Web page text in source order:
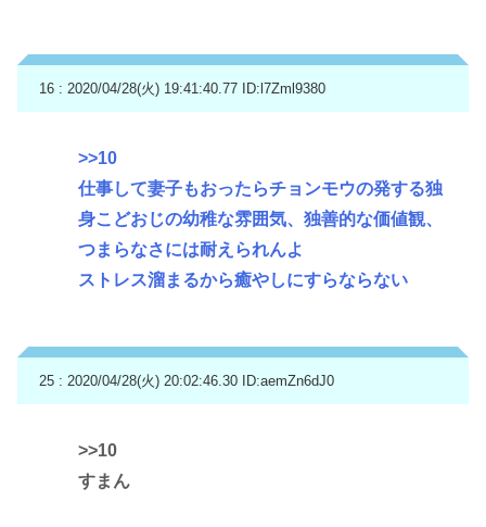
16 : 2020/04/28(火) 19:41:40.77 ID:l7Zml9380
>>10
仕事して妻子もおったらチョンモウの発する独
身こどおじの幼稚な雰囲気、独善的な価値観、
つまらなさには耐えられんよ
ストレス溜まるから癒やしにすらならない
25 : 2020/04/28(火) 20:02:46.30 ID:aemZn6dJ0
>>10
すまん